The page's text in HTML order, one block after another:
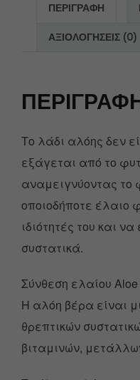
ΠΕΡΙΓΡΑΦΉ
ΑΞΙΟΛΟΓΉΣΕΙΣ (0)
Το λάδι αλόης δεν
εξάγεται από το
αναμειγνύοντας το
οποιοδήποτε έλαιο
ιδιότητές του και
συστατικά.
Σύνθεση ελαίου Aloe
Η αλόη βέρα είναι
θρεπτικών
βιταμινών,